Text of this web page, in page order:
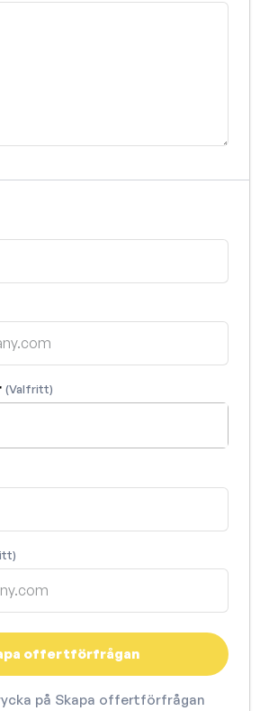
(Valfritt)
offertförfrågan
på Skapa offertförfrågan